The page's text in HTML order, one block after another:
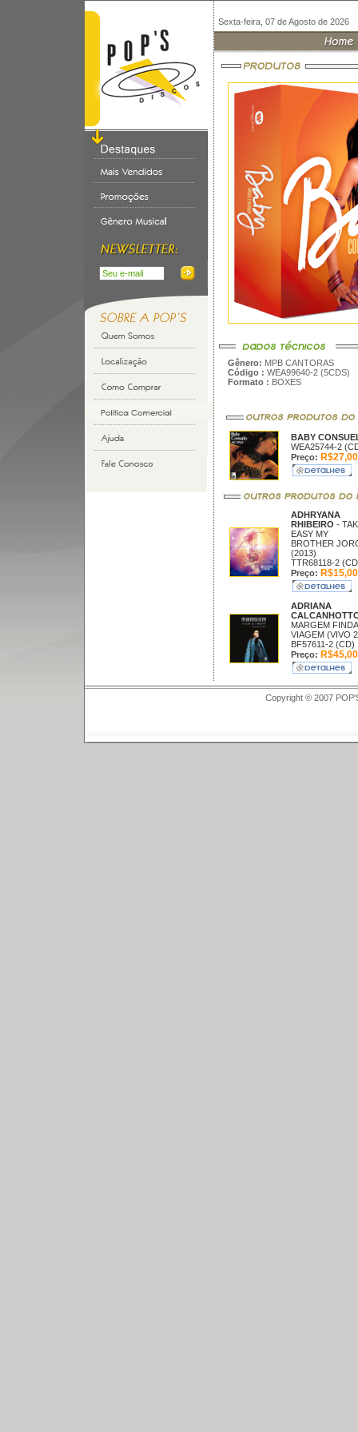
Sexta-feira, 07 de Agosto de 2026
Gênero: MPB CANTORAS
Código : WEA99640-2 (5CDS)
Formato : BOXES
BABY
WEA25744-2
Preço: R$27,00
ADHRYANA
RHIBEIRO -
EASY MY
BROTHER
(2013)
TTR68118-2
Preço: R$15,00
ADRIANA
MARGEM FINDA
VIAGEM (VIVO
BF57611-2 (CD)
Preço: R$45,00
Copyright © 2007